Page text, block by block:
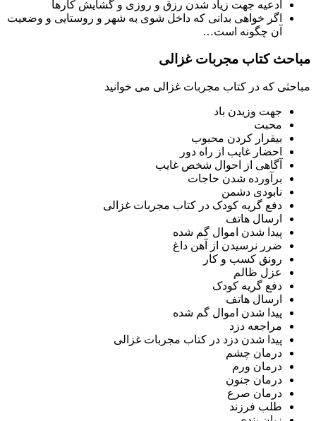
ادعیه جهت زیاد شدن رزق و روزی و گشایش کارها
اگر خواهی بدانی که داخل شوی به شهر و روستایی و وضعیت
آن چگونه است…
مباحث کتاب مجربات غزالی
مباحثی که در کتاب مجربات غزالی می خوانید
جهت وزیدن باد
محبت
بیقرار کردن محبوب
احضار غایب از راه دور
آگاهی از احوال شخص غایب
برآورده شدن حاجات
نابودی دشمن
دفع گریه کودک در کتاب مجربات غزالی
ارسال هاتف
پیدا شدن اموال گم شده
ضرر نرسیدن از آهن داغ
رونق کسب و کار
عزل ظالم
دفع گریه کودک
ارسال هاتف
پیدا شدن اموال گم شده
مراجعه دزد
پیدا شدن دزد در کتاب مجربات غزالی
درمان چشم
درمان ورم
درمان جنون
درمان صرع
طلب فرزند